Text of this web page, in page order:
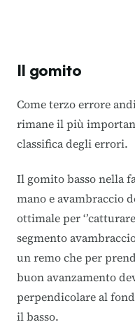
Il gomito
Come terzo errore
rimane il più
classifica degli errori.
Il gomito basso nella
mano e avambraccio
ottimale per
segmento
un remo che per
buon avanzamento
perpendicolare al
il basso.